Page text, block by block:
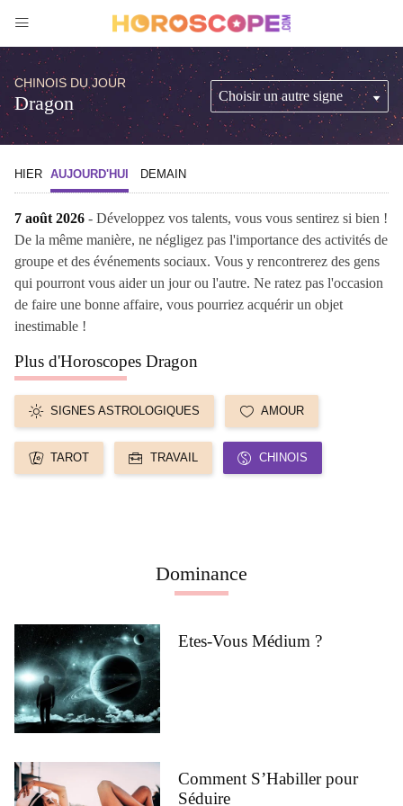
CHINOIS DU JOUR
Dragon
HIER AUJOURD'HUI DEMAIN
7 août 2026 - Développez vos talents, vous vous sentirez si bien !
De la même manière, ne négligez pas l'importance des activités de
groupe et des événements sociaux. Vous y rencontrerez des gens
qui pourront vous aider un jour ou l'autre. Ne ratez pas l'occasion
de faire une bonne affaire, vous pourriez acquérir un objet
inestimable !
Plus d'Horoscopes Dragon
SIGNES ASTROLOGIQUES AMOUR
TAROT TRAVAIL CHINOIS
Dominance
Etes-Vous Médium ?
Comment S’Habiller pour
Séduire